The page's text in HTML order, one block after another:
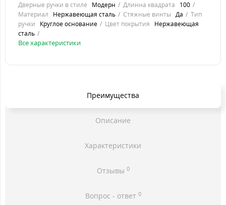
Дверные ручки в стиле Модерн Длинна квадрата
100
Материал
Нержавеющая сталь Стяжные винты Да
Тип
ручки
Круглое основание Цвет покрытия
Нержавеющая
сталь
Все характеристики
Преимущества
Описание
Характеристики
Отзывы 0
Вопрос - ответ 0